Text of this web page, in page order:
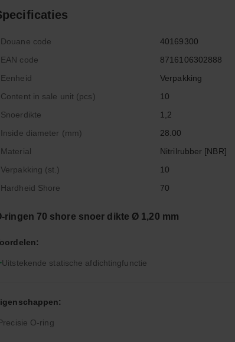
Douane code
40169300
EAN code
8716106302888
Eenheid
Verpakking
Content in sale unit (pcs)
10
Snoerdikte
1,2
Inside diameter (mm)
28.00
Material
Nitrilrubber [NBR]
Verpakking (st.)
10
Hardheid Shore
70
ringen 70 shore snoer dikte Ø 1,20 mm
Uitstekende statische afdichtingfunctie
O-ring